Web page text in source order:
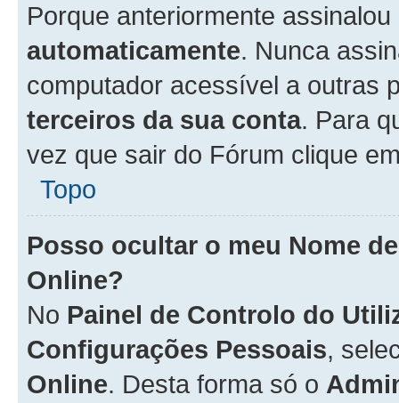
Porque anteriormente
automaticamente. Nunca
computador acessível a outras
terceiros da sua conta. Para
vez que sair do Fórum clique
Topo
Posso ocultar o meu Nome
Online?
No Painel de Controlo do
Configurações Pessoais,
Online. Desta forma só o